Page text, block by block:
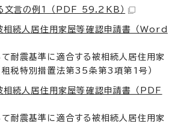
文言の例1 （PDF 59.2KB）
続人居住用家屋等確認申請書 （Word
て耐震基準に適合する被相続人居住用家
租税特別措置法第35条第3項第1号）
続人居住用家屋等確認申請書 （PDF
て耐震基準に適合する被相続人居住用家